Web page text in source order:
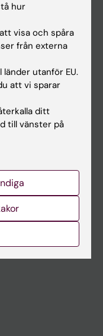
hur
visa och spåra
från externa
utanför EU.
att vi sparar
ditt
till vänster på